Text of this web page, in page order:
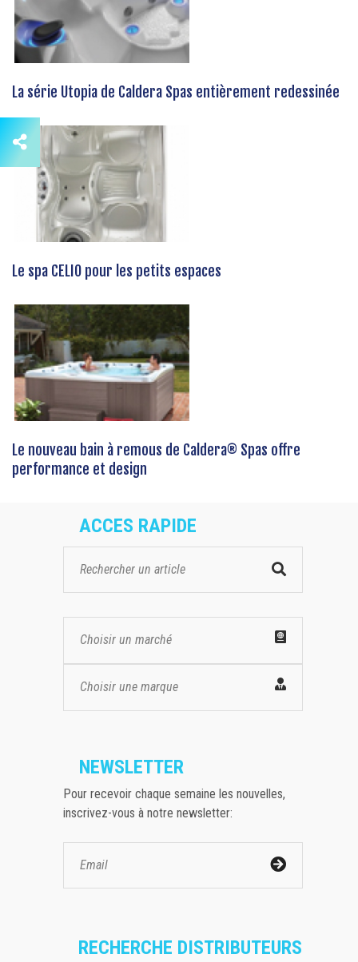
La série Utopia de Caldera Spas entièrement redessinée
Le spa CELIO pour les petits espaces
Le nouveau bain à remous de Caldera® Spas offre
performance et design
ACCES RAPIDE
Choisir un marché
Choisir une marque
NEWSLETTER
Pour recevoir chaque semaine les nouvelles,
inscrivez-vous à notre newsletter:
RECHERCHE DISTRIBUTEURS